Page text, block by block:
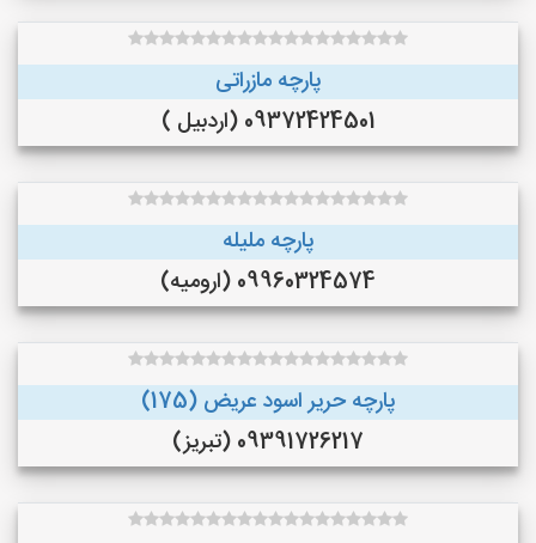
پارچه مازراتی
09372424501 (اردبیل )
پارچه ملیله
09960324574 (ارومیه)
پارچه حریر اسود عریض (175)
09391726217 (تبریز)